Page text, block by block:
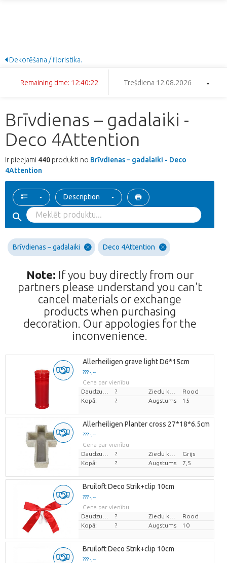
Dekorēšana / floristika.
Remaining time: 12:40:22 Trešdiena 12.08.2026
Brīvdienas – gadalaiki -
Deco 4Attention
Ir pieejami 440 produkti no Brīvdienas – gadalaiki - Deco
4Attention
Description
Brīvdienas – gadalaiki Deco 4Attention
Note: If you buy directly from our
partners please understand you can't
cancel materials or exchange
products when purchasing
decoration. Our appologies for the
inconvenience.
Allerheiligen grave light D6*15cm
??? -,--
Cena par vienību
?
Rood
Kopā:
? Augstums 15
Allerheiligen Planter cross 27*18*6.5cm
??? -,--
Cena par vienību
?
Grijs
Kopā:
? Augstums 7,5
Bruiloft Deco Strik+clip 10cm
??? -,--
Cena par vienību
?
Rood
Kopā:
? Augstums 10
Bruiloft Deco Strik+clip 10cm
??? -,--